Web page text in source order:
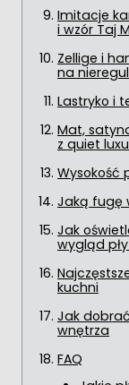
Imitacje
i wzór Taj
Zellige i
na
Lastryko i
Mat,
z quiet
Wysokość
Jaką fugę
Jak
wygląd
kuchni
Jak
wnętrza
FAQ